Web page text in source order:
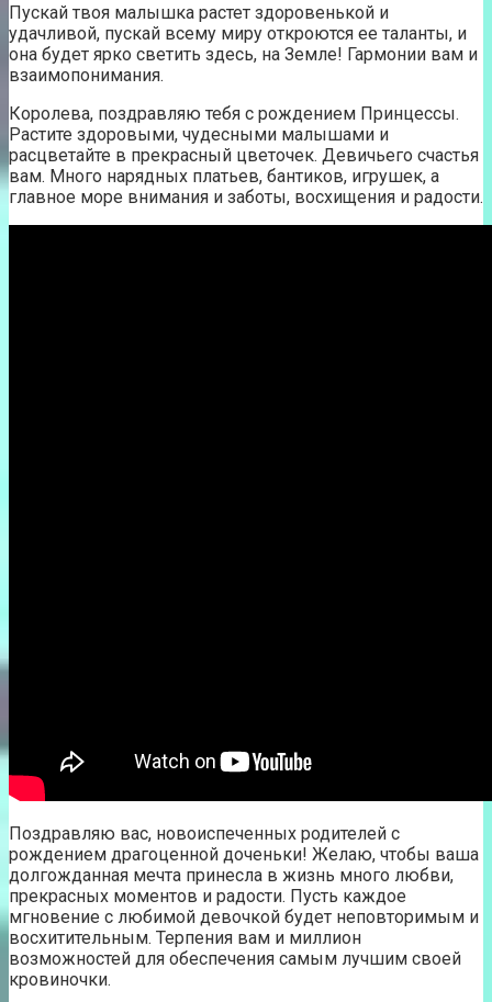
Пускай твоя малышка растет здоровенькой и
удачливой, пускай всему миру откроются ее таланты, и
она будет ярко светить здесь, на Земле! Гармонии вам и
взаимопонимания.
Королева, поздравляю тебя с рождением Принцессы.
Растите здоровыми, чудесными малышами и
расцветайте в прекрасный цветочек. Девичьего счастья
вам. Много нарядных платьев, бантиков, игрушек, а
главное море внимания и заботы, восхищения и радости.
Поздравляю вас, новоиспеченных родителей с
рождением драгоценной доченьки! Желаю, чтобы ваша
долгожданная мечта принесла в жизнь много любви,
прекрасных моментов и радости. Пусть каждое
мгновение с любимой девочкой будет неповторимым и
восхитительным. Терпения вам и миллион
возможностей для обеспечения самым лучшим своей
кровиночки.